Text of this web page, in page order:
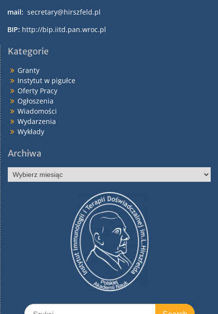
mail: secretary@hirszfeld.pl
BIP: http://bip.iitd.pan.wroc.pl
Kategorie
Granty
Instytut w pigułce
Oferty Pracy
Ogłoszenia
Wiadomości
Wydarzenia
Wykłady
Archiwa
Archiwa
Search